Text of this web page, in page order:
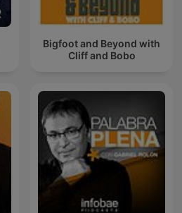
Bigfoot and Beyond with
Cliff and Bobo